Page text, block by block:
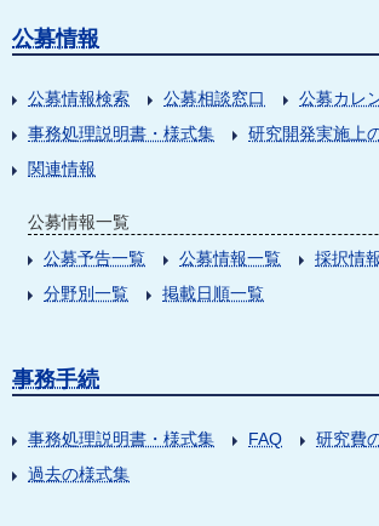
公募情報
公募情報検索 公募相談窓口 公募カレ
事務処理説明書・様式集
研究開発実施上
関連情報
公募情報一覧
公募予告一覧
公募情報一覧
採択情
分野別一覧
掲載日順一覧
事務手続
事務処理説明書・様式集 FAQ
研究費
過去の様式集